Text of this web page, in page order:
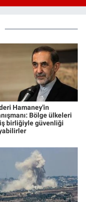
Hamaney'in
Bölge ülkeleri
birliğiyle güvenliği